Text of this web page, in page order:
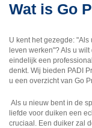
Wat is Go
U kent het gezegde:
leven werken"? Als u
eindelijk een
denkt. Wij bieden PADI
u een overzicht van Go
Als u nieuw bent in de
liefde voor duiken een
cruciaal. Een duiker zal